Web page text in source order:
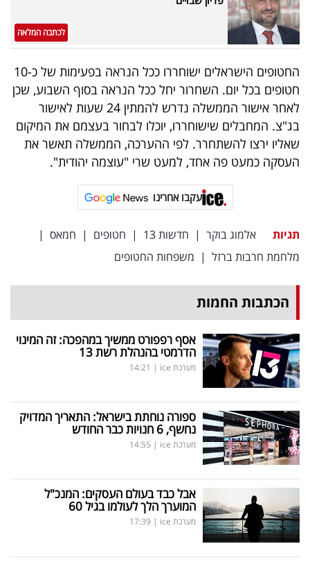
לכתבה המלאה
החטופים הישראלים ישוחררו ככל הנראה בפעימות של כ-10
חטופים בכל יום. השחרור יחל ככל הנראה בסוף השבוע, שכן
לאחר אישור הממשלה נדרש להמתין 24 שעות לאישור
בג"צ. המחבלים שישוחררו, יוכלו לבחור בעצמם את המיקום
שאליו ירצו להשתחרר. לפי ההערכה, הממשלה תאשר את
העסקה כמעט פה אחד, למעט שרי "עוצמה יהודית".
עקבו אחרינו
תגיות אלמוג בוקר | חדשות 13 | חטופים | חמאס |
מלחמת חרבות ברזל | משפחות החטופים
הכתבות החמות
אסף רפפורט ממשיך במהפכה: זה המינוי
הדרמטי בהנהלת רשת 13
מערכת ice |
14:21
ספורה נוחתת בישראל: התאריך המדויק
נחשף, 6 חנויות כבר החודש
מערכת ice |
14:55
אבל כבד בעולם העסקים: המנכ"ל
המוערך הלך לעולמו בגיל 60
מערכת ice |
17:39